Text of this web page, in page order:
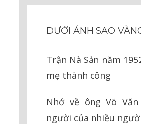
DƯỚI ÁNH SAO
Trận Nà Sản năm
mẹ thành công
Nhớ về ông Võ
người của nhiều người